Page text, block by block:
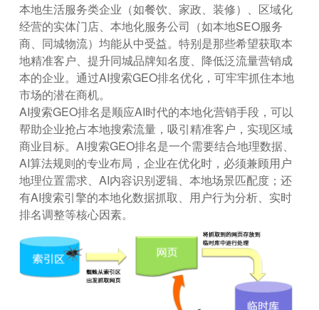
本地生活服务类企业（如餐饮、家政、装修）、区域化
经营的实体门店、本地化服务公司（如本地SEO服务
商、同城物流）均能从中受益。特别是那些希望获取本
地精准客户、提升同城品牌知名度、降低泛流量营销成
本的企业。通过AI搜索GEO排名优化，可牢牢抓住本地
市场的潜在商机。
AI搜索GEO排名是顺应AI时代的本地化营销手段，可以
帮助企业抢占本地搜索流量，吸引精准客户，实现区域
商业目标。AI搜索GEO排名是一个需要结合地理数据、
AI算法规则的专业布局，企业在优化时，必须兼顾用户
地理位置需求、AI内容识别逻辑、本地场景匹配度；还
有AI搜索引擎的本地化数据抓取、用户行为分析、实时
排名调整等核心因素。